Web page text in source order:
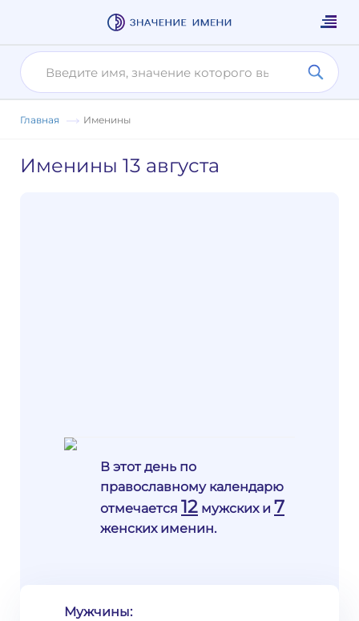
Главная Именины
Именины 13 августа
В этот день по
православному календарю
отмечается 12 мужских и 7
женских именин.
Мужчины: